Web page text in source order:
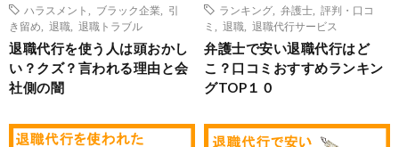
ハラスメント
ブラック企業
引
き留め
退職 退職トラブル
退職代行を使う人は頭おかし
い？クズ？言われる理由と会
社側の闇
ランキング
弁護士
評判・口コ
ミ
退職 退職代行サービス
弁護士で安い退職代行はど
こ？口コミおすすめランキン
グTOP１０